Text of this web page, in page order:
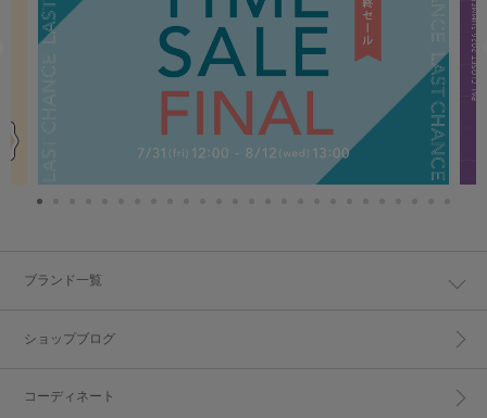
ブランド一覧
ショップブログ
コーディネート